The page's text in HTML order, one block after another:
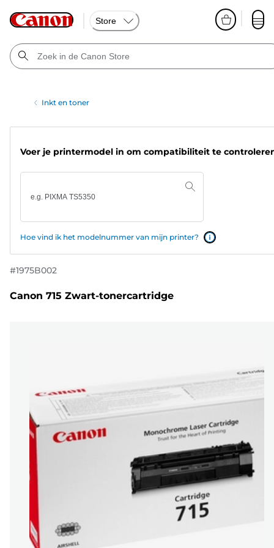
Store
Inkt en toner
Voer je printermodel in om compatibiliteit te
Hoe vind ik het modelnummer van mijn printer?
#1975B002
Canon 715 Zwart-tonercartridge